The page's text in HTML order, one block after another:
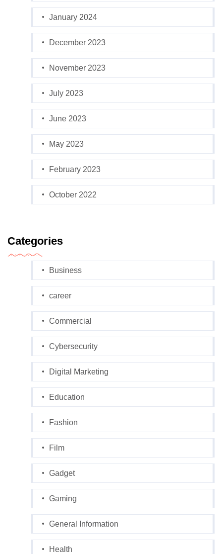
January 2024
December 2023
November 2023
July 2023
June 2023
May 2023
February 2023
October 2022
Categories
Business
career
Commercial
Cybersecurity
Digital Marketing
Education
Fashion
Film
Gadget
Gaming
General Information
Health